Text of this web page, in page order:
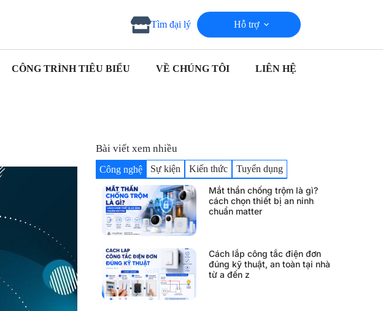
Tìm đại lý Hỗ trợ
CÔNG TRÌNH TIÊU BIỂU VỀ CHÚNG TÔI LIÊN HỆ
Bài viết xem nhiều
Công nghệ Sự kiện Kiến thức Tuyển dụng
Mắt thần chống trộm là gì?
cách chọn thiết bị an ninh
chuẩn matter
Cách lắp công tắc điện đơn
đúng kỹ thuật, an toàn tại nhà
từ a đến z